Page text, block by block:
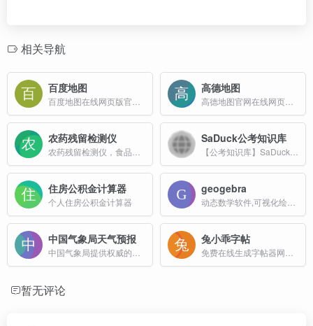
相关导航
百度地图 高德地图
农药残留检测仪 SaDuck公考知识库
住房公积金计算器
个人住房公积金计算器
geogebra
中国气象局天气预报 兔小乖字帖
暂无评论